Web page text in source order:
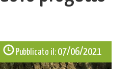
Pubblicato il: 07/06/2021